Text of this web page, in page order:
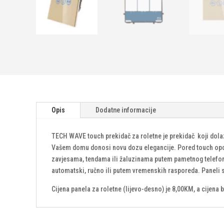
Opis Dodatne informacije
TECH WAVE touch prekidač za roletne je prekidač koji
Vašem domu donosi novu dozu elegancije. Pored touch
zavjesama, tendama ili žaluzinama putem pametnog
automatski, ručno ili putem vremenskih rasporeda.
Cijena panela za roletne (lijevo-desno) je 8,00KM, a cijena